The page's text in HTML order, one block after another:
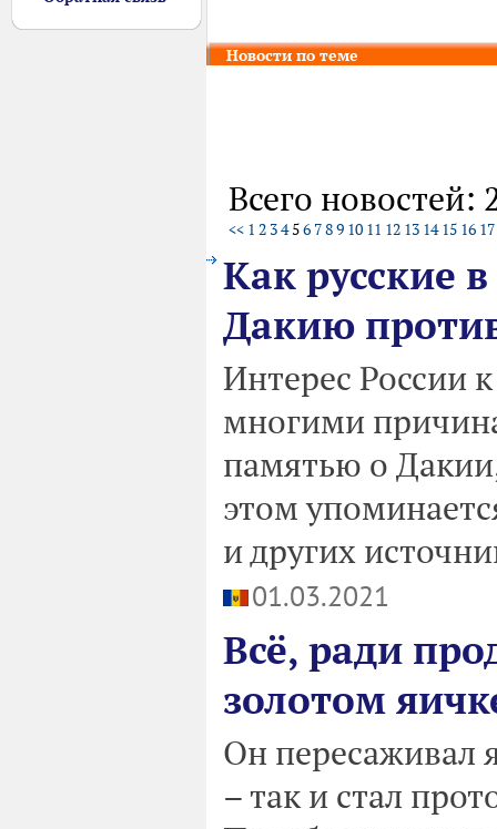
Новости по теме
Всего новостей:
<< 1 2 3456 789 10 11 12 13 14 15 16 17
Как русские
Дакию
Интерес России
многими
памятью о
этом
и других
01.03.2021
Всё, ради
золотом
Он пересаживал
– так и стал